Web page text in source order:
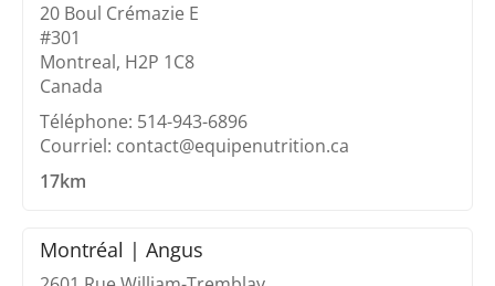
20 Boul Crémazie E
#301
Montreal, H2P 1C8
Canada
Téléphone: 514-943-6896
Courriel: contact@equipenutrition.ca
17km
Montréal | Angus